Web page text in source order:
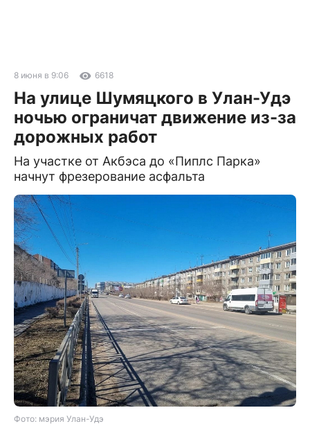
8 июня в 9:06 6618
На улице Шумяцкого в Улан-Удэ
ночью ограничат движение из-за
дорожных работ
На участке от Акбэса до «Пиплс Парка»
начнут фрезерование асфальта
Фото: мэрия Улан-Удэ